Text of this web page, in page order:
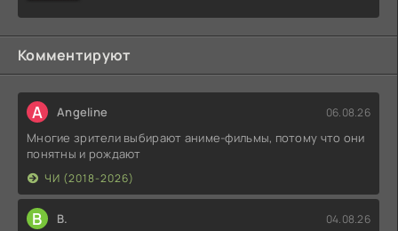
Комментируют
A Angeline 06.08.26
Многие зрители выбирают аниме-фильмы, потому что они
понятны и рождают
ЧИ (2018-2026)
В В. 04.08.26